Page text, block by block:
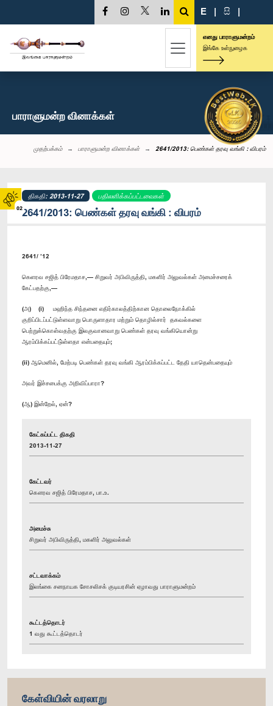
02
E | සි |
எனது பாராளுமன்றம்
இங்கே உள்நுழைக
பாராளுமன்ற வினாக்கள்
முதற்பக்கம் பாராளுமன்ற வினாக்கள் 2641/2013: பெண்கள் தரவு வங்கி : விபரம்
திகதி: 2013-11-27 பதிலளிக்கப்பட்டவைகள்
2641/2013: பெண்கள் தரவு வங்கி : விபரம்
2641/ ’12
கெளரவ சஜித் பிரேமதாச,— சிறுவர் அபிவிருத்தி, மகளிர் அலுவல்கள் அமைச்சரைக்
கேட்பதற்கு,—
(அ) (i) மஹிந்த சிந்தனை எதிர்காலத்திற்கான தொலைநோக்கில்
குறிப்பிடப்பட்டுள்ளவாறு பொருளாதார மற்றும் தொழில்சார் தகவல்களை
பெற்றுக்கொள்வதற்கு இலகுவானவாறு பெண்கள் தரவு வங்கியொன்று
ஆரம்பிக்கப்பட்டு்ள்ளதா என்பதையும்;
(ii) ஆமெனில், மேற்படி பெண்கள் தரவு வங்கி ஆரம்பிக்கப்பட்ட தேதி யாதென்பதையும்
அவர் இச்சபைக்கு அறிவிப்பாரா?
(ஆ) இன்றேல், ஏன்?
கேட்கப்பட்ட திகதி
2013-11-27
கேட்டவர்
கௌரவ சஜித் பிரேமதாச, பா.உ.
அமைச்சு
சிறுவர் அபிவிருத்தி, மகளிர் அலுவல்கள்
சட்டவாக்கம்
இலங்கை சனநாயக சோசலிசக் குடியரசின் ஏழாவது பாராளுமன்றம்
கூட்டத்தொடர்
1 வது கூட்டத்தொடர்
கேள்வியின் வரலாறு